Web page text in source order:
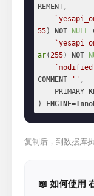
REMENT,
55) NOT NULL
ar(255) NOT
COMMENT
'' ,
    PRIMARY
)
ENGINE=
复制后，到数据库
📖 如何使用